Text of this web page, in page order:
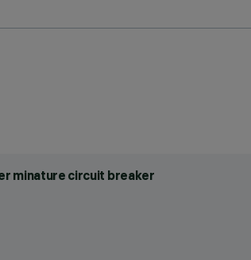
minature circuit breaker